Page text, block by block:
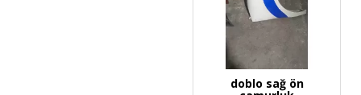
doblo sağ ön